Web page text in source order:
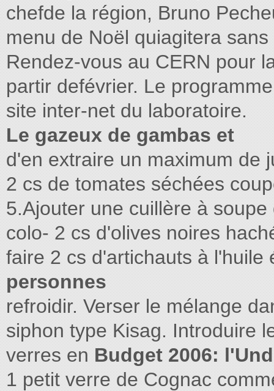
chefde la région, Bruno
menu de Noël quiagitera
Rendez-vous au CERN pour
partir defévrier. Le
site inter-net du laboratoire.
Le gazeux de gambas et
d'en extraire un maximum de
2 cs de tomates séchées
5.Ajouter une cuillère à
colo- 2 cs d'olives noires
faire 2 cs d'artichauts à l'huile
personnes
refroidir. Verser le mélange
siphon type Kisag. Introduire
verres en Budget 2006:
1 petit verre de Cognac